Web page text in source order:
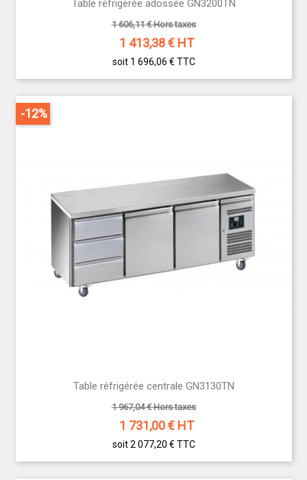
Table réfrigérée adossée GN3200TN
1 606,11 € Hors taxes
1 413,38€ HT
soit 1 696,06 € TTC
Table réfrigérée centrale GN3130TN
1 967,04 € Hors taxes
1 731,00€ HT
soit 2 077,20 € TTC
-12%